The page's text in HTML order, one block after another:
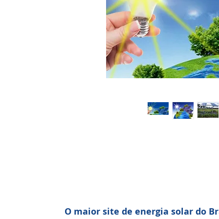
O maior site de energia solar do